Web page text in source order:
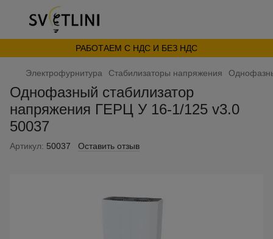
РАБОТАЕМ С НДС И БЕЗ НДС
Электрофурнитура Стабилизаторы напряжения
Однофазный стабилизатор
напряжения ГЕРЦ У 16-1/125 v3.0
50037
Артикул: 50037 Оставить отзыв